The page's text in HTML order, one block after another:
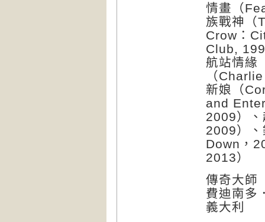
情畫（
族戰神（
Crow：
Club,
航站情緣
（
新娘（
and
2009）
2009）
Down，
2013）
傳奇大師
費迪南多
義大利